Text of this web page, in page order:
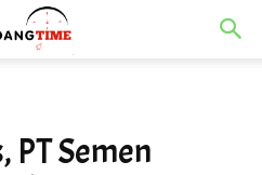
PT Semen